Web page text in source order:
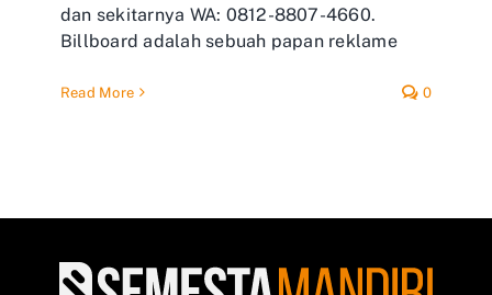
dan sekitarnya WA: 0812-8807-4660.
Billboard adalah sebuah papan reklame
Read More 0